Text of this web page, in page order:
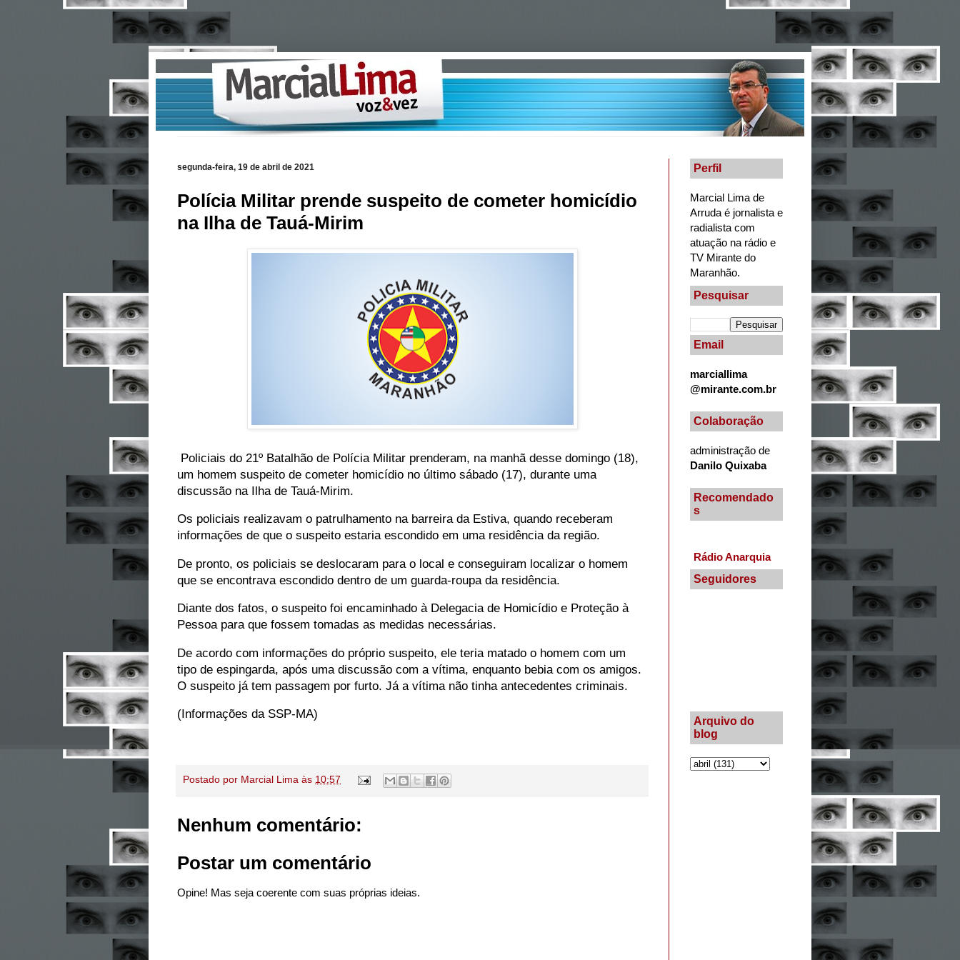
segunda-feira, 19 de abril de 2021
Polícia Militar prende suspeito de cometer homicídio
na Ilha de Tauá-Mirim
Policiais do 21º Batalhão de Polícia Militar prenderam, na manhã desse domingo (18),
um homem suspeito de cometer homicídio no último sábado (17), durante uma
discussão na Ilha de Tauá-Mirim.
Os policiais realizavam o patrulhamento na barreira da Estiva, quando receberam
informações de que o suspeito estaria escondido em uma residência da região.
De pronto, os policiais se deslocaram para o local e conseguiram localizar o homem
que se encontrava escondido dentro de um guarda-roupa da residência.
Diante dos fatos, o suspeito foi encaminhado à Delegacia de Homicídio e Proteção à
Pessoa para que fossem tomadas as medidas necessárias.
De acordo com informações do próprio suspeito, ele teria matado o homem com um
tipo de espingarda, após uma discussão com a vítima, enquanto bebia com os amigos.
O suspeito já tem passagem por furto. Já a vítima não tinha antecedentes criminais.
(Informações da SSP-MA)
Postado por Marcial Lima às 10:57
Nenhum comentário:
Postar um comentário
Opine! Mas seja coerente com suas próprias ideias.
Perfil
Marcial Lima de
Arruda é jornalista e
radialista com
atuação na rádio e
TV Mirante do
Maranhão.
Pesquisar
Email
marciallima
@mirante.com.br
Colaboração
administração de
Danilo Quixaba
Recomendado
s
Rádio Anarquia
Seguidores
Arquivo do
blog